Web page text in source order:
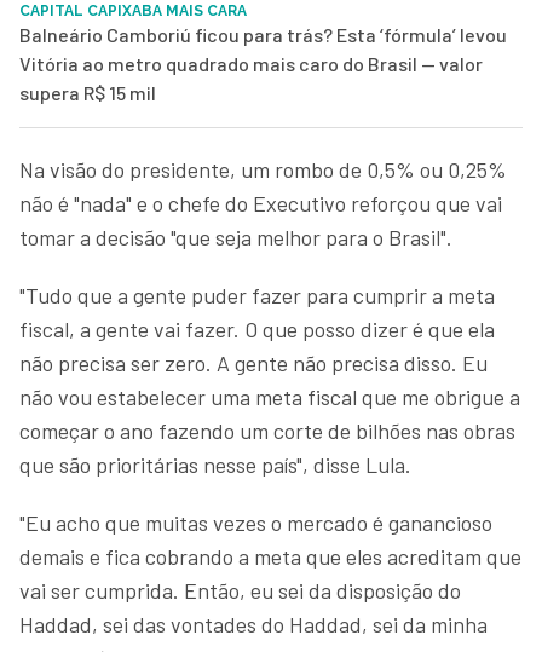
CAPITAL CAPIXABA MAIS CARA
Balneário Camboriú ficou para trás? Esta ‘fórmula’ levou
Vitória ao metro quadrado mais caro do Brasil — valor
supera R$ 15 mil
Na visão do presidente, um rombo de 0,5% ou 0,25%
não é "nada" e o chefe do Executivo reforçou que vai
tomar a decisão "que seja melhor para o Brasil".
"Tudo que a gente puder fazer para cumprir a meta
fiscal, a gente vai fazer. O que posso dizer é que ela
não precisa ser zero. A gente não precisa disso. Eu
não vou estabelecer uma meta fiscal que me obrigue a
começar o ano fazendo um corte de bilhões nas obras
que são prioritárias nesse país", disse Lula.
"Eu acho que muitas vezes o mercado é ganancioso
demais e fica cobrando a meta que eles acreditam que
vai ser cumprida. Então, eu sei da disposição do
Haddad, sei das vontades do Haddad, sei da minha